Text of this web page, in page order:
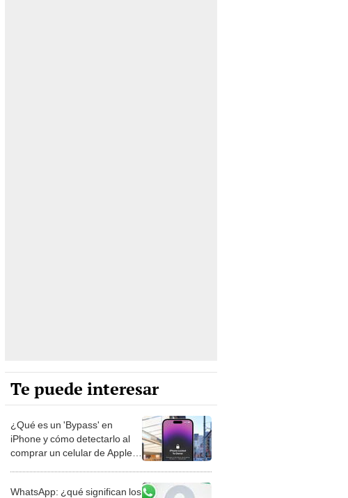
Te puede interesar
¿Qué es un 'Bypass' en
iPhone y cómo detectarlo al
comprar un celular de Apple
WhatsApp: ¿qué significan los